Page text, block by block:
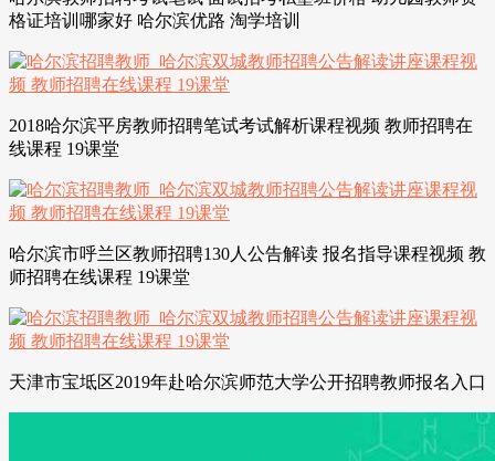
格证培训哪家好 哈尔滨优路 淘学培训
2018哈尔滨平房教师招聘笔试考试解析课程视频 教师招聘在
线课程 19课堂
哈尔滨市呼兰区教师招聘130人公告解读 报名指导课程视频 教
师招聘在线课程 19课堂
天津市宝坻区2019年赴哈尔滨师范大学公开招聘教师报名入口